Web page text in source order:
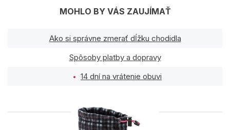
MOHLO BY VÁS ZAUJÍMAŤ
Ako si správne zmerať dĺžku chodidla
Spôsoby platby a dopravy
14 dní na vrátenie obuvi